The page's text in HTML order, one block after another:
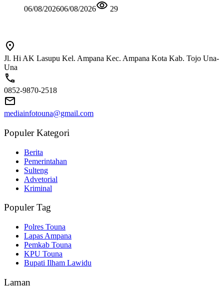
06/08/202606/08/2026 29
Jl. Hi AK Lasupu Kel. Ampana Kec. Ampana Kota Kab. Tojo Una-
Una
0852-9870-2518
mediainfotouna@gmail.com
Populer Kategori
Berita
Pemerintahan
Sulteng
Advetorial
Kriminal
Populer Tag
Polres Touna
Lapas Ampana
Pemkab Touna
KPU Touna
Bupati Ilham Lawidu
Laman